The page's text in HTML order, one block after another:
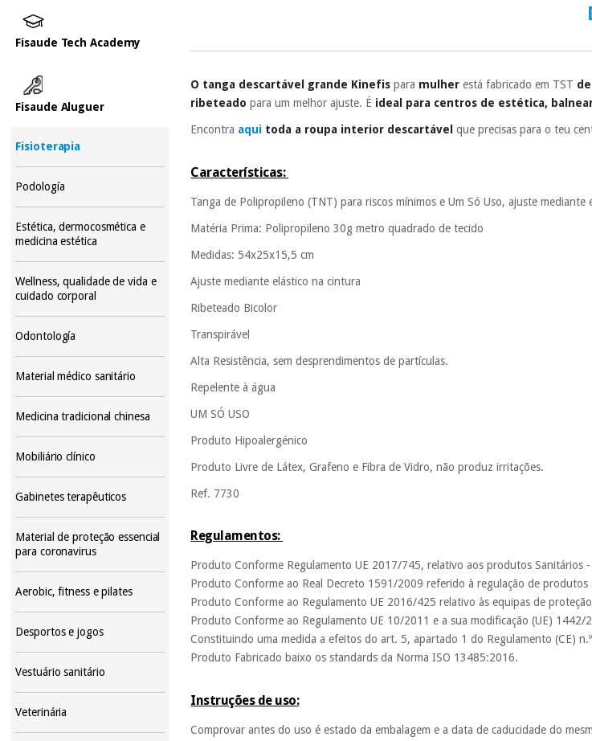
Fisaude Tech Academy
Fisaude Aluguer
Fisioterapia
Podología
Estética, dermocosmética e
medicina estética
Wellness, qualidade de vida e
cuidado corporal
Odontología
Material médico sanitário
Medicina tradicional chinesa
Mobiliário clínico
Gabinetes terapêuticos
Material de proteção essencial
para coronavirus
Aerobic, fitness e pilates
Desportos e jogos
Vestuário sanitário
Veterinária
O tanga descartável grande Kinefis para mulherestá fabricado em TST
ribeteado para um melhor ajuste. É ideal para centros de estética,
Encontra aqui toda a roupa interior descartávelque precisas para o teu
Características:
Tanga de Polipropileno (TNT) para riscos mínimos e Um Só Uso, ajuste
Matéria Prima: Polipropileno 30g metro quadrado de tecido
Medidas: 54x25x15,5 cm
Ajuste mediante elástico na cintura
Ribeteado Bicolor
Transpirável
Alta Resistência, sem desprendimentos de partículas.
Repelente à água
UM SÓ USO
Produto Hipoalergénico
Produto Livre de Látex, Grafeno e Fibra de Vidro, não produz irritações.
Ref. 7730
Regulamentos:
Produto Conforme Regulamento UE 2017/745, relativo aos produtos Sanitários -
Produto Conforme ao Real Decreto 1591/2009 referido à regulação de produtos
Produto Conforme ao Regulamento UE 2016/425 relativo às equipas de
Produto Conforme ao Regulamento UE 10/2011 e a sua modificação (UE)
Constituindo uma medida a efeitos do art. 5, apartado 1 do Regulamento (CE)
Produto Fabricado baixo os standards da Norma ISO 13485:2016.
Instruções de uso:
Comprovar antes do uso é estado da embalagem e a data de caducidade do